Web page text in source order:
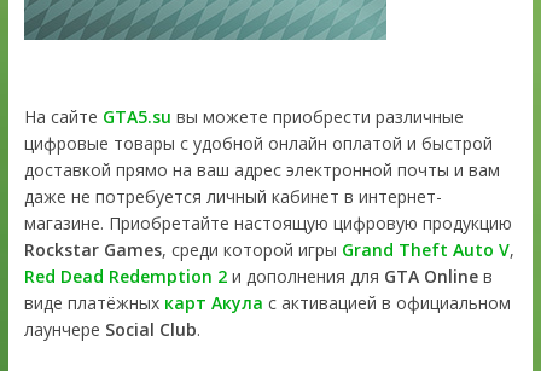
На сайте GTA5.su вы можете приобрести различные
цифровые товары с удобной онлайн оплатой и быстрой
доставкой прямо на ваш адрес электронной почты и вам
даже не потребуется личный кабинет в интернет-
магазине. Приобретайте настоящую цифровую продукцию
Rockstar Games, среди которой игры Grand Theft Auto V,
Red Dead Redemption 2и дополнения для GTA Onlineв
виде платёжных карт Акула с активацией в официальном
лаунчере Social Club.